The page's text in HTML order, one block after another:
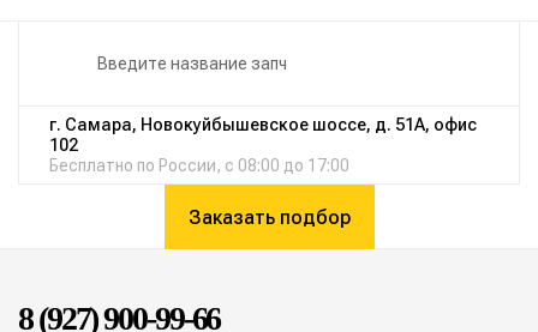
г. Самара, Новокуйбышевское шоссе, д. 51А, офис
102
Бесплатно по России, с 08:00 до 17:00
Заказать подбор
8 (927) 900-99-66